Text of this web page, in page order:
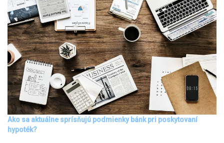
Ako sa aktuálne sprísňujú podmienky bánk pri poskytovaní
hypoték?